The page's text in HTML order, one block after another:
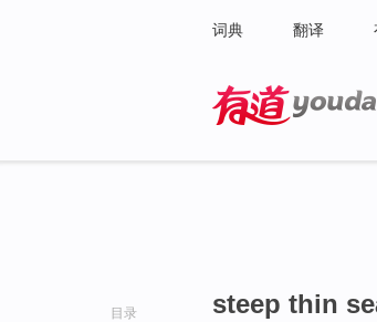
词典 翻译
目录 steep thin